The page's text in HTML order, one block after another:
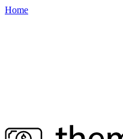
Home